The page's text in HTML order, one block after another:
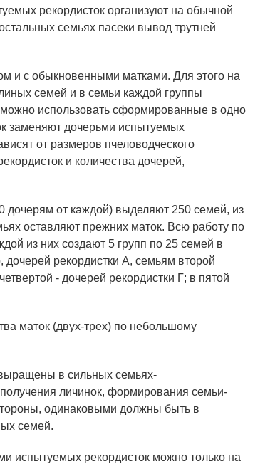
рекордисток организуют на обычной
семьях пасеки вывод трутней
и с обыкновенными матками. Для этого на
семей и в семьи каждой группы
использовать сформированные в одно
заменяют дочерьми испытуемых
от размеров пчеловодческого
и количества дочерей,
дочерям от каждой) выделяют 250 семей, из
оставляют прежних маток. Всю работу по
из них создают 5 групп по 25 семей в
рекордистки А, семьям второй
- дочерей рекордистки Г; в пятой
маток (двух-трех) по небольшому
в сильных семьях-
личинок, формирования семьи-
одинаковыми должны быть в
семей.
испытуемых рекордисток можно только на